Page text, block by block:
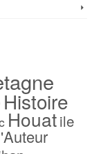
Histoire
Houatile